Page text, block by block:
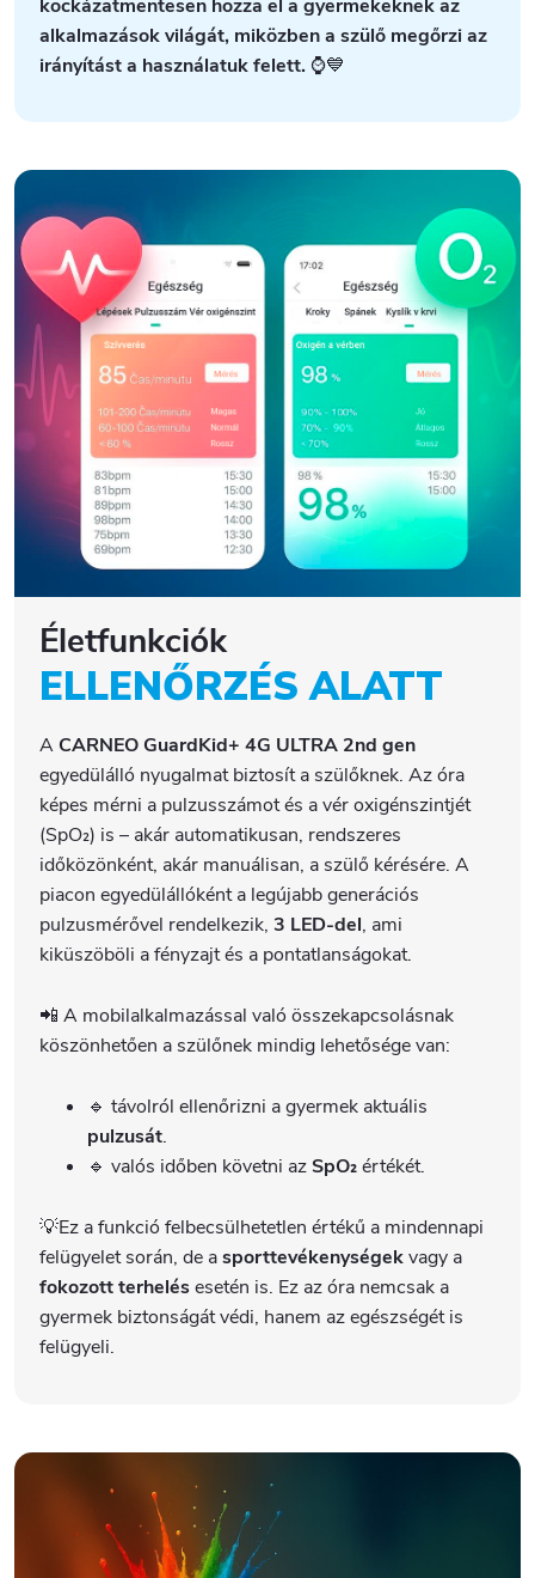
kockázatmentesen hozza el a gyermekeknek az
alkalmazások világát, miközben a szülő megőrzi az
irányítást a használatuk felett. ⌚💙
Életfunkciók
ELLENŐRZÉS ALATT
ACARNEO GuardKid+ 4G ULTRA 2nd gen
egyedülálló nyugalmat biztosít a szülőknek. Az óra
képes mérni a pulzusszámot és a vér oxigénszintjét
(SpO₂) is – akár automatikusan, rendszeres
időközönként, akár manuálisan, a szülő kérésére. A
piacon egyedülállóként a legújabb generációs
pulzusmérővel rendelkezik,3 LED-del, ami
kiküszöböli a fényzajt és a pontatlanságokat.
📲 A mobilalkalmazással való összekapcsolásnak
köszönhetően a szülőnek mindig lehetősége van:
🔹 távolról ellenőrizni a gyermek aktuális
pulzusát.
🔹 valós időben követni azSpO₂értékét.
💡Ez a funkció felbecsülhetetlen értékű a mindennapi
felügyelet során, de asporttevékenységekvagy a
fokozott terhelésesetén is. Ez az óra nemcsak a
gyermek biztonságát védi, hanem az egészségét is
felügyeli.